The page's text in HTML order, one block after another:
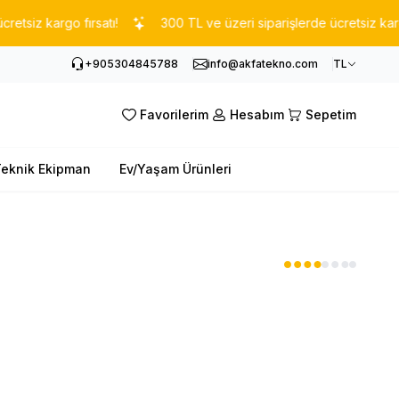
kargo fırsatı! 300 TL ve üzeri siparişlerde ücretsiz kargo
+905304845788 info@akfatekno.com TL
Favorilerim Hesabım Sepetim
Ekipman Ev/Yaşam Ürünleri